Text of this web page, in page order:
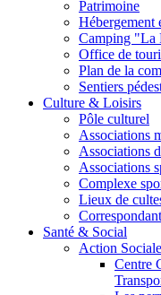
Patrimoine
Hébergement
Camping "La
Office de
Plan de la
Sentiers
Culture & Loisirs
Pôle culturel
Associations
Associations
Associations
Complexe
Lieux de
Santé & Social
Action Sociale
Centre